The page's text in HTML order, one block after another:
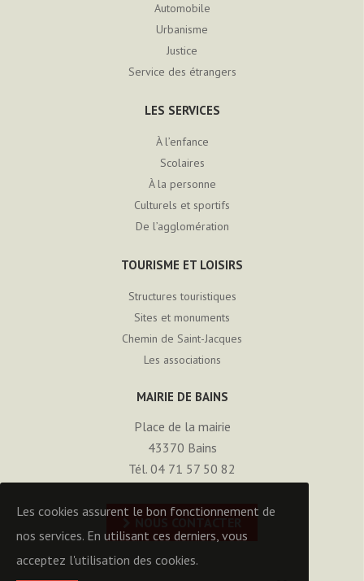
Automobile
Urbanisme
Justice
Service des étrangers
LES SERVICES
À l’enfance
Scolaires
À la personne
Culturels et sportifs
De l’agglomération
TOURISME ET LOISIRS
Structures touristiques
Sites et monuments
Chemin de Saint-Jacques
Les associations
MAIRIE DE BAINS
Place de la mairie
43370 Bains
Tél. 04 71 57 50 82
Les cookies assurent le bon fonctionnement de
nos services. En utilisant ces derniers, vous
acceptez l'utilisation des cookies.